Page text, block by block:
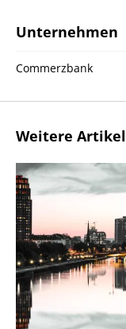
Unternehmen
Commerzbank
Weitere Artikel